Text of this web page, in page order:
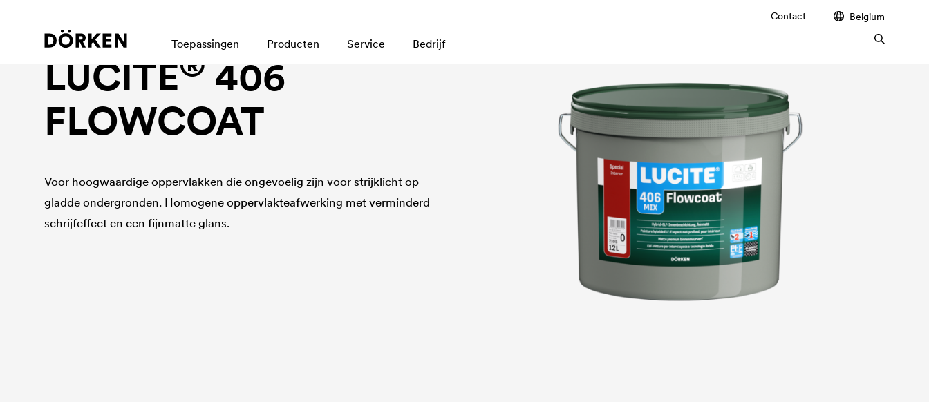
Contact Belgium
Toepassingen Producten Service Bedrijf
Binnenmuurverven
LUCITE® 406
FLOWCOAT
Voor hoogwaardige oppervlakken die ongevoelig zijn voor strijklicht op
gladde ondergronden. Homogene oppervlakteafwerking met verminderd
schrijfeffect en een fijnmatte glans.